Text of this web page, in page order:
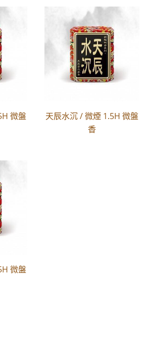
微盤
天辰水沉 / 微煙 1.5H 微盤
香
微盤